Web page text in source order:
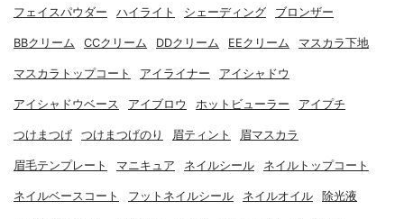
フェイスパウダー ハイライト シェーディング ブロンザー
BBクリーム CCクリーム DDクリーム EEクリーム マスカラ下地
マスカラトップコート アイライナー アイシャドウ
アイシャドウベース アイブロウ ホットビューラー アイプチ
つけまつげ つけまつげのり 眉ティント 眉マスカラ
眉毛テンプレート マニキュア ネイルシール ネイルトップコート
ネイルベースコート フットネイルシール ネイルオイル 除光液